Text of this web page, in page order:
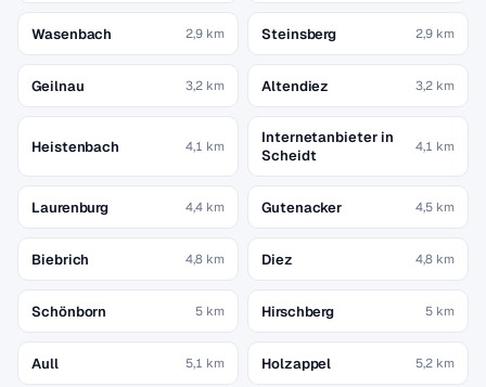
Wasenbach 2,9 km Steinsberg 2,9 km
Geilnau 3,2 km Altendiez 3,2 km
Heistenbach 4,1 km
Internetanbieter in
Scheidt
4,1 km
Laurenburg 4,4 km Gutenacker 4,5 km
Biebrich 4,8 km Diez 4,8 km
Schönborn 5 km Hirschberg 5 km
Aull 5,1 km Holzappel 5,2 km